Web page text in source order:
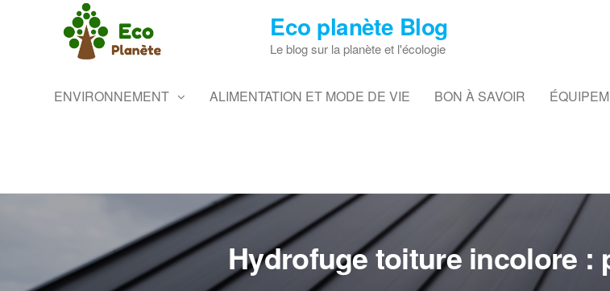
Eco planète Blog
Le blog sur la planète et l'écologie
ENVIRONNEMENT ALIMENTATION ET MODE DE VIE BON À SAVOIR
Hydrofuge toiture incolore :